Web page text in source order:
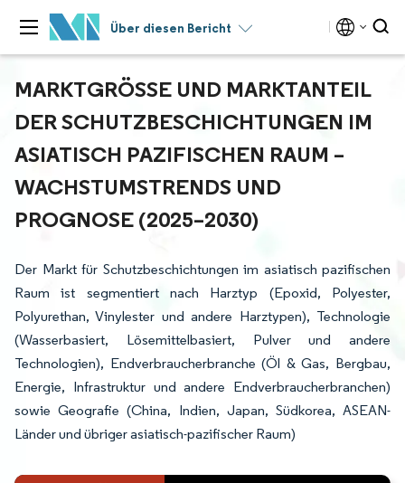
Über diesen Bericht
MARKTGRÖSSE UND MARKTANTEIL D
ER SCHUTZBESCHICHTUNGEN IM A
SIATISCH PAZIFISCHEN RAUM – W
ACHSTUMSTRENDS UND P
ROGNOSE (2025–2030)
Der Markt für Schutzbeschichtungen im asiatisch pazifischen
Raum ist segmentiert nach Harztyp (Epoxid, Polyester,
Polyurethan, Vinylester und andere Harztypen), Technologie
(Wasserbasiert, Lösemittelbasiert, Pulver und andere
Technologien), Endverbraucherbranche (Öl & Gas, Bergbau,
Energie, Infrastruktur und andere Endverbraucherbranchen)
sowie Geografie (China, Indien, Japan, Südkorea, ASEAN-
Länder und übriger asiatisch-pazifischer Raum)